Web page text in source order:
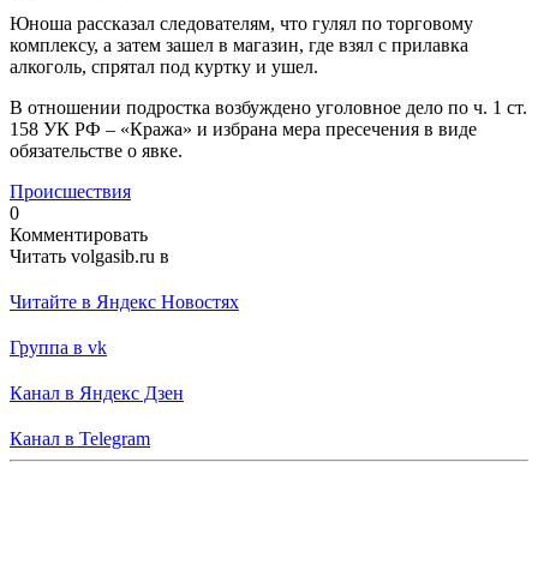
Юноша рассказал следователям, что гулял по торговому
комплексу, а затем зашел в магазин, где взял с прилавка
алкоголь, спрятал под куртку и ушел.
В отношении подростка возбуждено уголовное дело по ч. 1 ст.
158 УК РФ – «Кража» и избрана мера пресечения в виде
обязательстве о явке.
Происшествия
0
Комментировать
Читать volgasib.ru в
Читайте в Яндекс Новостях
Группа в vk
Канал в Яндекс Дзен
Канал в Telegram